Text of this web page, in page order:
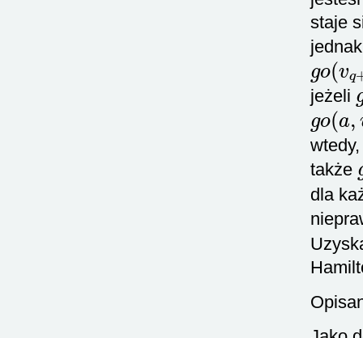
staje
go(vq
jeżeli
go(a ,
także
dla